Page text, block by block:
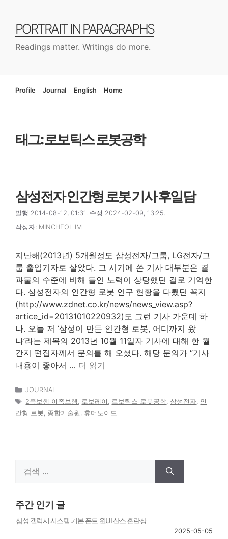
PORTRAIT IN PARAGRAPHS
Readings matter. Writings do more.
Profile Journal English Home
태그: 로보틱스 로봇공학
삼성전자 인간형 로봇 기사 후일담
발행 2014-08-12, 01:31. 수정 2024-02-09, 13:25.
작성자: MINCHEOL IM
지난해(2013년) 5개월정도 삼성전자/그룹, LG전자/그
룹 출입기자로 살았다. 그 시기에 쓴 기사 대부분은 결
과물의 수준에 비해 들인 노력이 상당했던 걸로 기억한
다. 삼성전자의 인간형 로봇 연구 현황을 다뤘던 꼭지
(http://www.zdnet.co.kr/news/news_view.asp?
artice_id=20131010220932)도 그런 기사 가운데 하
나. 오늘 저 ‘삼성이 만든 인간형 로봇, 어디까지 왔
나’라는 제목의 2013년 10월 11일자 기사에 대해 한 월
간지 편집자께서 문의를 해 오셨다. 해당 문의가 “기사
내용이 좋아서 … 더 읽기
카
테
리
JOURNAL
태
그
2족보행 이족보행 , 로보레이 , 로보틱스 로봇공학, 삼성전자, 인
간형 로봇, 종합기술원 , 휴머노이드
주간 인기 글
삼성 갤럭시 시스템 기본 폰트 원UI 산스 혼란상
2025-05-05